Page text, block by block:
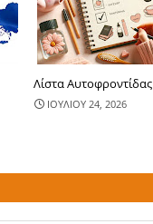
Λίστα Αυτοφροντίδας
ΙΟΥΛΙΟΥ 24, 2026